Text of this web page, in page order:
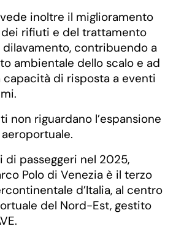
inoltre il miglioramento
rifiuti e del trattamento
contribuendo a
ambientale dello scalo e ad
capacità di risposta a eventi
non riguardano l’espansione
di passeggeri nel 2025,
Polo di Venezia è il terzo
d’Italia, al centro
del Nord-Est, gestito